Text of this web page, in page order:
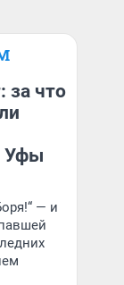
за что
Уфы
— и